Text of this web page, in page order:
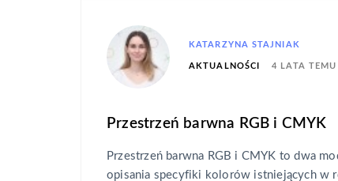
KATARZYNA STAJNIAK
AKTUALNOŚCI 4 LATA TEMU
Przestrzeń barwna RGB i CMYK
Przestrzeń barwna RGB i CMYK to dwa
opisania specyfiki kolorów istniejących w